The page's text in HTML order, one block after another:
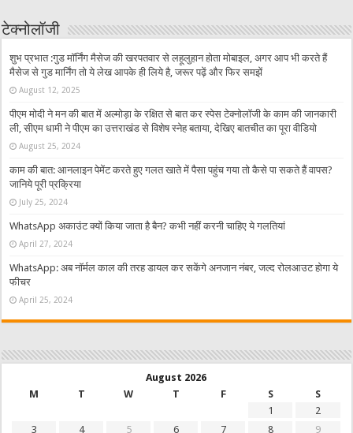
टेक्नोलॉजी
शुभ प्रभात :गुड मॉर्निंग मैसेज की खरपतवार से लहूलुहान होता मोबाइल, अगर आप भी करते हैं
मैसेज से गुड मार्निंग तो ये लेख आपके ही लिये है, जरूर पढ़ें और फिर समझें
August 12, 2025
पीएम मोदी ने मन की बात में अल्मोड़ा के रक्षित से बात कर स्पेस टेक्नोलॉजी के काम की जानकारी
ली, सीएम धामी ने पीएम का उत्तराखंड से विशेष स्नेह बताया, देखिए बातचीत का पूरा वीडियो
August 25, 2024
काम की बात: आनलाइन पेमेंट करते हुए गलत खाते में पैसा पहुंच गया तो कैसे पा सकते हैं वापस?
जानिये पूरी प्रक्रिया
July 25, 2024
WhatsApp अकाउंट क्यों किया जाता है बैन? कभी नहीं करनी चाहिए ये गलतियां
April 27, 2024
WhatsApp: अब नॉर्मल काल की तरह डायल कर सकेंगे अनजान नंबर, जल्द रोलआउट होगा ये
फीचर
April 25, 2024
August 2026
M
T W T F S
S
1
2
3
4 5 6 7 8 9